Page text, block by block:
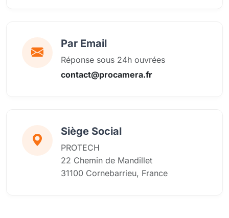
Par Email
Réponse sous 24h ouvrées
contact@procamera.fr
Siège Social
PROTECH
22 Chemin de Mandillet
31100 Cornebarrieu, France